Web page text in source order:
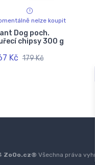
nelze koupit
Dog poch.
chipsy 300 g
Kč 179 Kč
ZoOo.cz® Všechna práva